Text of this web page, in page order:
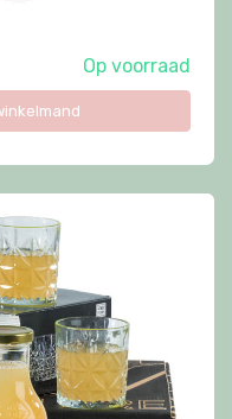
Op voorraad